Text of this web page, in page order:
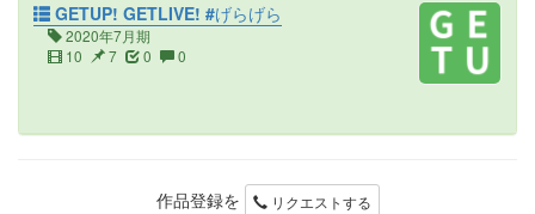
GETUP! GETLIVE! #げらげら
2020年7月期
10
7 0 0
作品登録を リクエストする